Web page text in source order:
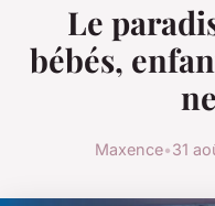
Le
bébés,
Maxence•31